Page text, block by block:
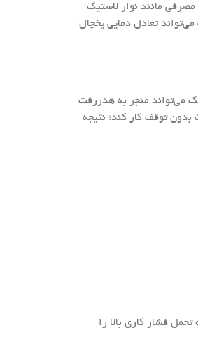
مانند نوار لاستیک
تعادل دمایی یخچال
می‌تواند منجر به هدررفت
توقف کار کند؛ نتیجه
فشار کاری بالا را